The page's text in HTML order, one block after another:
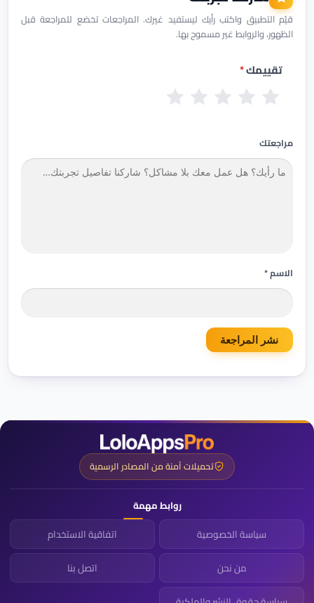
قيّم التطبيق واكتب رأيك ليستفيد غيرك. المراجعات تخضع للمراجعة قبل
الظهور، والروابط غير مسموح بها.
تقييمك*
م
ا
ز
ج
ج
دً
م
و
ل
ض
ف
س
ئ
مراجعتك
الاسم *
تحميلات آمنة من المصادر الرسمية
روابط مهمة
سياسة الخصوصية
اتفاقية الاستخدام
من نحن
اتصل بنا